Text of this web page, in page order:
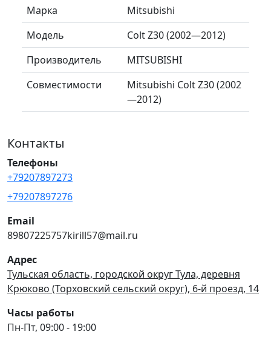
Марка
Mitsubishi
Модель
Colt Z30 (2002—2012)
Производитель
MITSUBISHI
Совместимости
Mitsubishi Colt Z30 (2002
—2012)
Контакты
Телефоны
+79207897273
+79207897276
Email
89807225757kirill57@mail.ru
Адрес
Тульская область, городской округ Тула, деревня
Крюково (Торховский сельский округ), 6-й проезд, 14
Часы работы
Пн-Пт, 09:00 - 19:00